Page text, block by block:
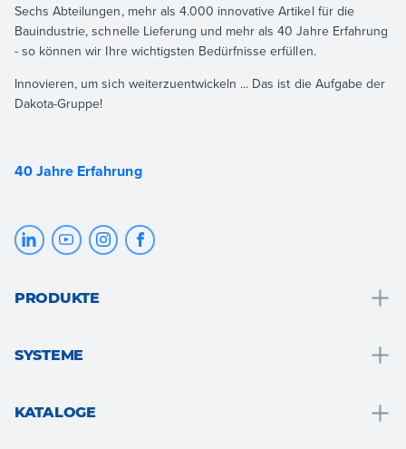
Sechs Abteilungen, mehr als 4.000 innovative Artikel für die
Bauindustrie, schnelle Lieferung und mehr als 40 Jahre Erfahrung
- so können wir Ihre wichtigsten Bedürfnisse erfüllen.
Innovieren, um sich weiterzuentwickeln ... Das ist die Aufgabe der
Dakota-Gruppe!
40 Jahre Erfahrung
PRODUKTE
SYSTEME
KATALOGE